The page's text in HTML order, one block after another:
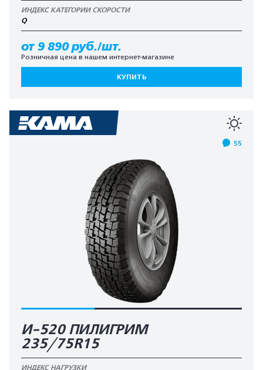
ИНДЕКС КАТЕГОРИИ СКОРОСТИ
Q
от 9 890 руб./шт.
Розничная цена в нашем интернет-магазине
КУПИТЬ
55
И-520 ПИЛИГРИМ
235/75R15
ИНДЕКС НАГРУЗКИ